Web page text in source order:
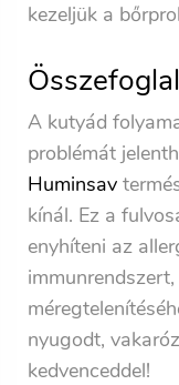
kezeljük a
A kutyád
problémát
Huminsav
kínál. Ez a
enyhíteni az
nyugodt,
kedvenceddel!